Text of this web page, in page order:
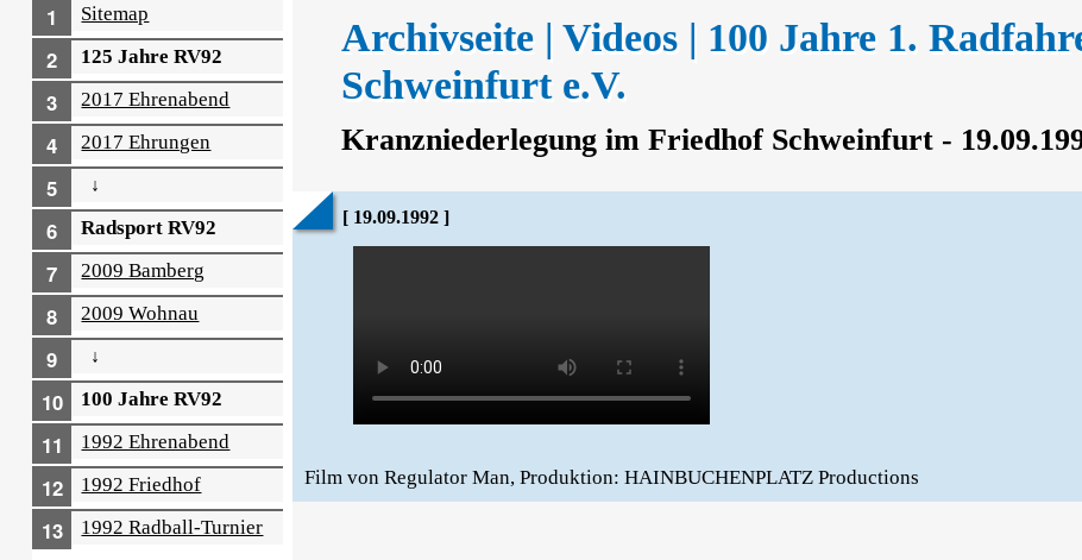
Sitemap
125 Jahre RV92
2017 Ehrenabend
2017 Ehrungen
↓
Radsport RV92
2009 Bamberg
2009 Wohnau
↓
100 Jahre RV92
1992 Ehrenabend
1992 Friedhof
1992 Radball-Turnier
Archivseite | Videos | 100 Jahre 1.
Schweinfurt e.V.
Kranzniederlegung im Friedhof Schweinfurt -
[ 19.09.1992 ]
Film von Regulator Man, Produktion: HAINBUCHENPLATZ Productions